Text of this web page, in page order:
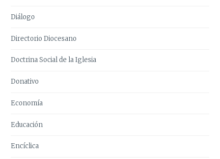
Diálogo
Directorio Diocesano
Doctrina Social de la Iglesia
Donativo
Economía
Educación
Encíclica